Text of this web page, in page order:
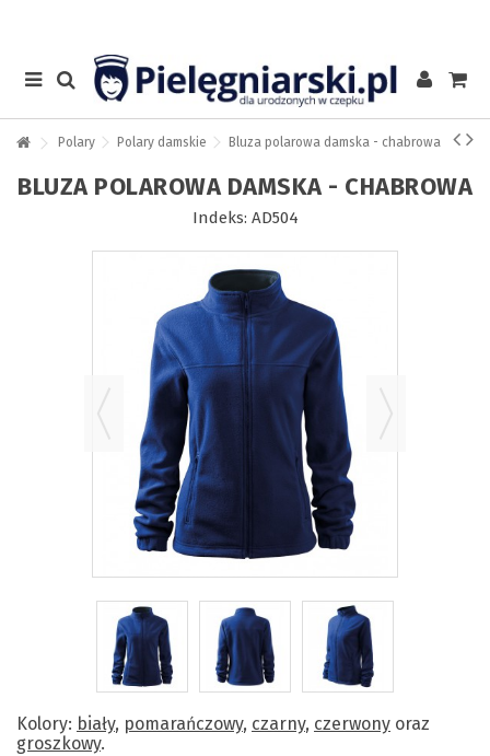
Polary Polary damskie Bluza polarowa damska - chabrowa
BLUZA POLAROWA DAMSKA - CHABROWA
Indeks: AD504
Kolory: biały, pomarańczowy, czarny, czerwony oraz
groszkowy.